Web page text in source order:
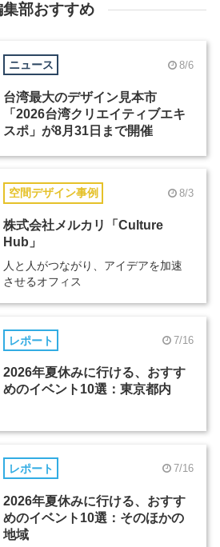
集部おすすめ
ニュース 8/6
台湾最大のデザイン見本市
「2026台湾クリエイティブエキ
スポ」が8月31日まで開催
空間デザイン事例 8/3
株式会社メルカリ「Culture
Hub」
人と人がつながり、アイデアを加速
させるオフィス
レポート 7/16
2026年夏休みに行ける、おすす
めのイベント10選：東京都内
レポート 7/16
2026年夏休みに行ける、おすす
めのイベント10選：そのほかの
地域